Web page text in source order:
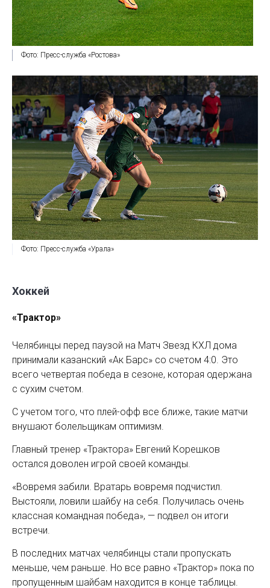
Фото: Пресс-служба «Ростова»
Фото: Пресс-служба «Урала»
Хоккей
«Трактор»
Челябинцы перед паузой на Матч Звезд КХЛ дома
принимали казанский «Ак Барс» со счетом 4:0. Это
всего четвертая победа в сезоне, которая одержана
с сухим счетом.
С учетом того, что плей-офф все ближе, такие матчи
внушают болельщикам оптимизм.
Главный тренер «Трактора» Евгений Корешков
остался доволен игрой своей команды.
«Вовремя забили. Вратарь вовремя подчистил.
Выстояли, ловили шайбу на себя. Получилась очень
классная командная победа», — подвел он итоги
встречи.
В последних матчах челябинцы стали пропускать
меньше, чем раньше. Но все равно «Трактор» пока по
пропущенным шайбам находится в конце таблицы.